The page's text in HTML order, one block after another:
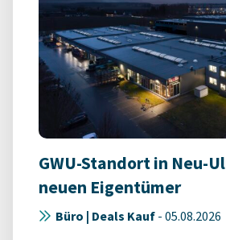
GWU-Standort in Neu-
neuen Eigentümer
Büro | Deals Kauf - 05.08.2026